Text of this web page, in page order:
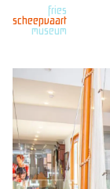
fries
scheepvaart
museum